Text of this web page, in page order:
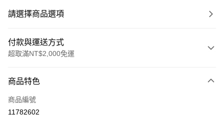
請選擇商品選項
付款與運送方式
超取滿NT$2,000免運
信用卡一次付款
LINE Pay
商品特色
商品編號
11782602